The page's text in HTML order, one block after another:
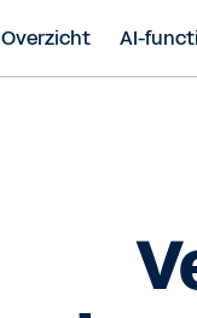
Overzicht AI-